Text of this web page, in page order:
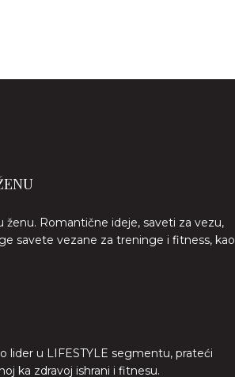
Romantične ideje, saveti za vezu,
savete vezane za treninge i fitness, kao
lider u LIFESTYLE segmentu, prateći
ka zdravoj ishrani i fitnesu.